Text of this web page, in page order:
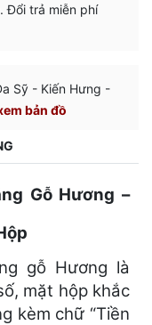
Đổi trả miễn phí
Sỹ - Kiến Hưng -
bản đồ
Gỗ Hương –
gỗ Hương là
mặt hộp khắc
kèm chữ “Tiền